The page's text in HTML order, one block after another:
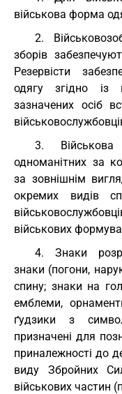
військова форма
2.
зборів
Резервісти
одягу згідно із
зазначених осіб
3.
одноманітних за
за зовнішнім
окремих видів
військових
4. Знаки
знаки (погони,
спину; знаки на
емблеми,
ґудзики з
призначені для
приналежності до
виду Збройних
військових частин